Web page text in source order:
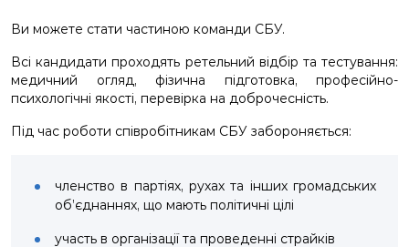
СОЦІАЛЬНИЙ ЗАХИСТ
Ви можете стати частиною команди СБУ.
Всі кандидати проходять ретельний відбір та тестування:
медичний огляд, фізична підготовка, професійно-
психологічні якості, перевірка на доброчесність.
Під час роботи співробітникам СБУ забороняється:
членство в партіях, рухах та інших громадських
об’єднаннях, що мають політичні цілі
участь в організації та проведенні страйків